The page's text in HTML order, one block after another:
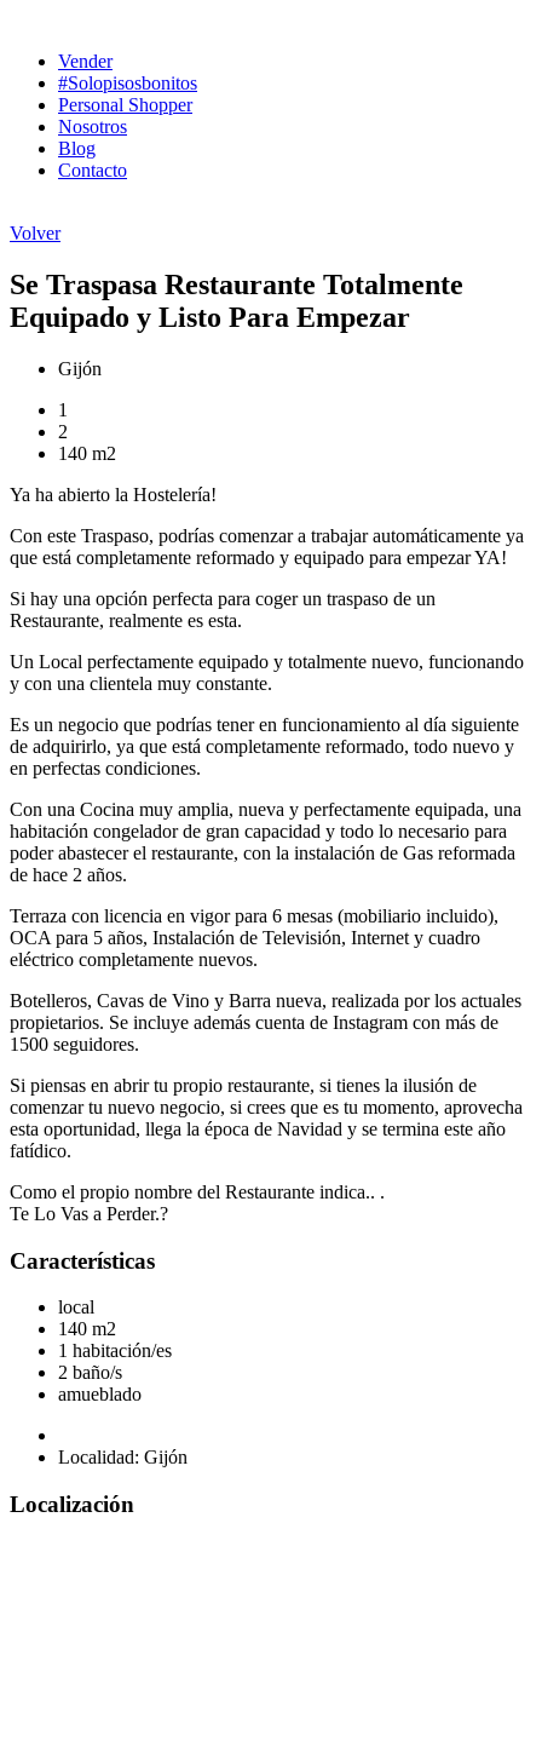
contenidoVender
#Solopisosbonitos
Personal Shopper
Nosotros
Blog
Contacto
Volver
Se Traspasa Restaurante Totalmente
Equipado y Listo Para Empezar
Gijón
1
2
140 m2
Ya ha abierto la Hostelería!
Con este Traspaso, podrías comenzar a trabajar automáticamente ya
que está completamente reformado y equipado para empezar YA!
Si hay una opción perfecta para coger un traspaso de un
Restaurante, realmente es esta.
Un Local perfectamente equipado y totalmente nuevo, funcionando
y con una clientela muy constante.
Es un negocio que podrías tener en funcionamiento al día siguiente
de adquirirlo, ya que está completamente reformado, todo nuevo y
en perfectas condiciones.
Con una Cocina muy amplia, nueva y perfectamente equipada, una
habitación congelador de gran capacidad y todo lo necesario para
poder abastecer el restaurante, con la instalación de Gas reformada
de hace 2 años.
Terraza con licencia en vigor para 6 mesas (mobiliario incluido),
OCA para 5 años, Instalación de Televisión, Internet y cuadro
eléctrico completamente nuevos.
Botelleros, Cavas de Vino y Barra nueva, realizada por los actuales
propietarios. Se incluye además cuenta de Instagram con más de
1500 seguidores.
Si piensas en abrir tu propio restaurante, si tienes la ilusión de
comenzar tu nuevo negocio, si crees que es tu momento, aprovecha
esta oportunidad, llega la época de Navidad y se termina este año
fatídico.
Como el propio nombre del Restaurante indica.. .
Te Lo Vas a Perder.?
Características
local
140 m2
1 habitación/es
2 baño/s
amueblado
Localidad: Gijón
Localización